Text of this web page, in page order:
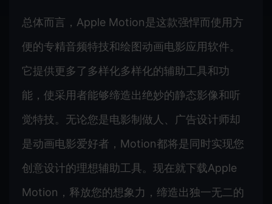
总体而言，Apple Motion是这款强悍而使用方
便的专精音频特技和绘图动画电影应用软件。
它提供更多了多样化多样化的辅助工具和功
能，使采用者能够缔造出绝妙的静态影像和听
觉特技。无论您是电影制做人、广告设计师却
是动画电影爱好者，Motion都将是同时实现您
创意设计的理想辅助工具。现在就下载Apple
Motion，释放您的想象力，缔造出独一无二的